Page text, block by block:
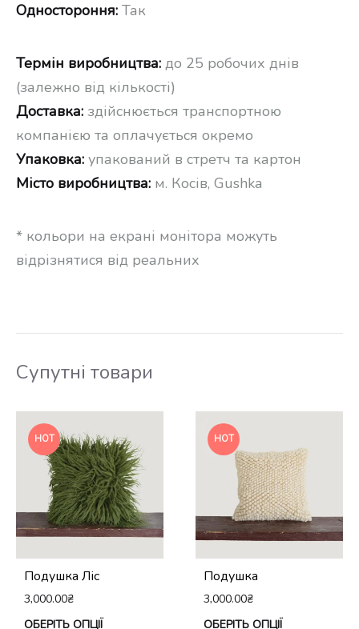
Одностороння: Так
Термін виробництва: до 25 робочих днів
(залежно від кількості)
Доставка: здійснюється транспортною
компанією та оплачується окремо
Упаковка: упакований в стретч та картон
Місто виробництва: м. Косів, Gushka
* кольори на екрані монітора можуть
відрізнятися від реальних
Супутні товари
HOT
Подушка Ліс
3,000.00₴
ОБЕРІТЬ ОПЦІЇ
HOT
Подушка
3,000.00₴
ОБЕРІТЬ ОПЦІЇ